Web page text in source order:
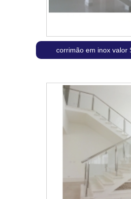
corrimão em inox valor